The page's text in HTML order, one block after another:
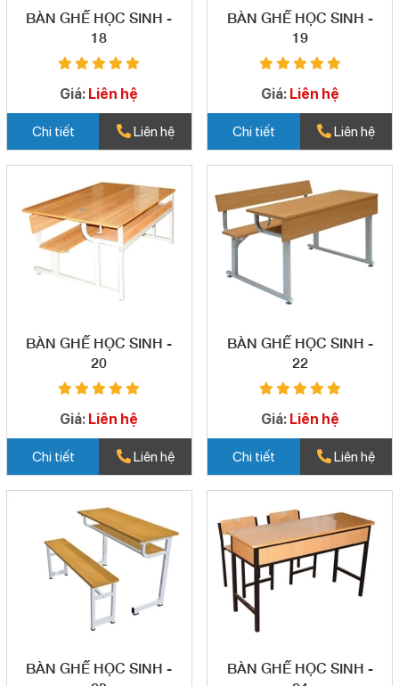
BÀN GHẾ HỌC SINH -
18
Giá: Liên hệ
Chi tiết Liên hệ
BÀN GHẾ HỌC SINH -
19
Giá: Liên hệ
Chi tiết Liên hệ
BÀN GHẾ HỌC SINH -
20
Giá: Liên hệ
Chi tiết Liên hệ
BÀN GHẾ HỌC SINH -
22
Giá: Liên hệ
Chi tiết Liên hệ
BÀN GHẾ HỌC SINH -
BÀN GHẾ HỌC SINH -